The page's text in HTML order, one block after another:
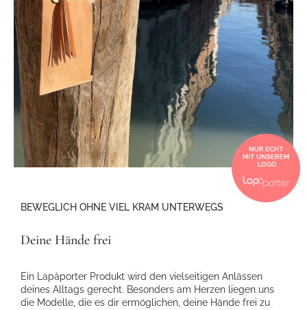
BEWEGLICH OHNE VIEL KRAM UNTERWEGS
Deine Hände frei
Ein Lapàporter Produkt wird den vielseitigen Anlässen
deines Alltags gerecht. Besonders am Herzen liegen uns
die Modelle, die es dir ermöglichen, deine Hände frei zu